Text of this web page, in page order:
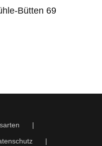
Bütten 69